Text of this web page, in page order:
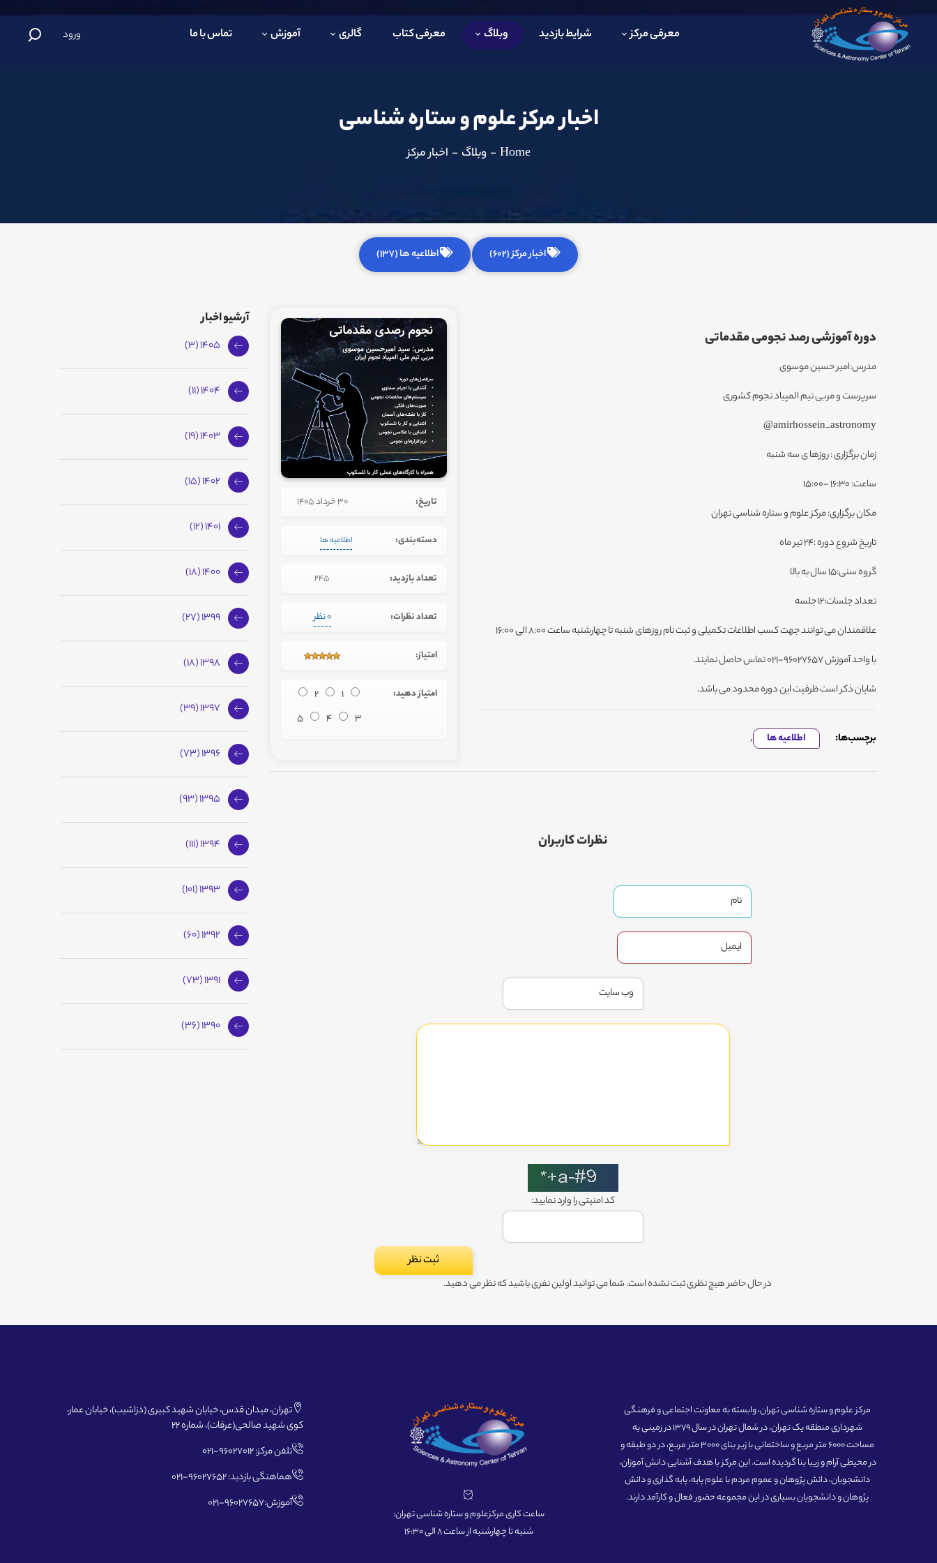
معرفی مرکز شرایط بازدید وبلاگ معرفی کتاب گالری آموزش تماس با ما ورود
اخبار مرکز علوم و ستاره شناسی
Home
- وبلاگ - اخبار مرکز
اخبار مرکز (602) اطلاعیه ها (137)
دوره آموزشی رصد نجومی مقدماتی
مدرس:امیر حسین موسوی
سرپرست و مربی تیم المپیاد نجوم کشوری
amirhossein_astronomy@
زمان برگزاری : روزها ی سه شنبه
ساعت: 16:30 -15:00
مکان برگزاری: مرکز علوم و ستاره شناسی تهران
تاریخ شروع دوره :24 تیر ماه
گروه سنی:15 سال به بالا
تعداد جلسات:12 جلسه
علاقمندان می توانند جهت کسب اطلاعات تکمیلی و ثبت نام روزهای شنبه تا چهارشنبه ساعت 8:00 الی 16:00
با واحد آموزش 96027657-021 تماس حاصل نمایند.
شایان ذکر است ظرفیت این دوره محدود می باشد.
برچسب‌ها: اطلاعیه ها ,
تاریخ: 30 خرداد 1405
دسته‌بندی: اطلاعیه ها
تعداد بازدید: 245
تعداد نظرات: 0 نظر
امتیاز:
امتیاز دهید: 1
2
3
4
5
نظرات کاربران
کد امنیتی را وارد نمایید:
در حال حاضر هیچ نظری ثبت نشده است. شما می توانید اولین نفری باشید که نظر می دهید.
آرشیو اخبار
1405 (3)
1404 (11)
1403 (19)
1402 (15)
1401 (12)
1400 (18)
1399 (27)
1398 (18)
1397 (39)
1396 (73)
1395 (93)
1394 (111)
1393 (101)
1392 (60)
1391 (73)
1390 (36)
مرکز علوم و ستاره شناسی تهران، وابسته به معاونت اجتماعی و فرهنگی
شهرداری منطقه یک تهران، در شمال تهران در سال 1379 در زمینی به
مساحت 6000 متر مربع و ساختمانی با زیر بنای 3000 متر مربع، در دو طبقه و
در محیطی آرام و زیبا بنا گردیده است. این مرکز با هدف آشنایی دانش آموزان،
دانشجویان، دانش پژوهان و عموم مردم با علوم پایه، پایه گذاری و دانش
پژوهان و دانشجویان بسیاری در این مجموعه حضور فعال و کارآمد دارند.
ساعت کاری مرکزعلوم و ستاره شناسی تهران:
شنبه تا چهارشنبه از ساعت 8 الی 16:30
تهران، میدان قدس، خیابان شهید کبیری (دزاشیب)، خیابان عمار،
کوی شهید صالحی(عرفات)، شماره 22
تلفن مرکز: 96027012-021
هماهنگی بازدید: 96027652-021
آموزش:96027657-021